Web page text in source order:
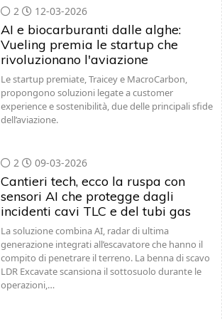
2 12-03-2026
AI e biocarburanti dalle alghe:
Vueling premia le startup che
rivoluzionano l'aviazione
Le startup premiate, Traicey e MacroCarbon,
propongono soluzioni legate a customer
experience e sostenibilità, due delle principali sfide
dell’aviazione.
2 09-03-2026
Cantieri tech, ecco la ruspa con
sensori AI che protegge dagli
incidenti cavi TLC e del tubi gas
La soluzione combina AI, radar di ultima
generazione integrati all’escavatore che hanno il
compito di penetrare il terreno. La benna di scavo
LDR Excavate scansiona il sottosuolo durante le
operazioni,…